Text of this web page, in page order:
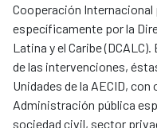
Cooperación Internacional
específicamente por la
Latina y el Caribe (DCALC).
de las intervenciones,
Unidades de la AECID,
Administración pública
sociedad civil, sector